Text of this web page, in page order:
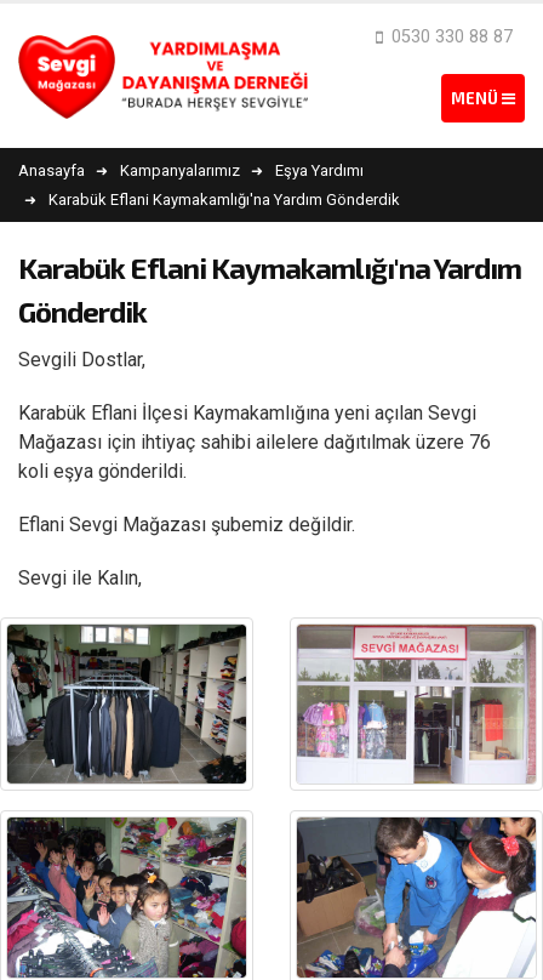
0530 330 88 87
Anasayfa Kampanyalarımız
Eşya Yardımı
Karabük Eflani Kaymakamlığı'na Yardım Gönderdik
Karabük Eflani Kaymakamlığı'na Yardım
Gönderdik
Sevgili Dostlar,
Karabük Eflani İlçesi Kaymakamlığına yeni açılan Sevgi
Mağazası için ihtiyaç sahibi ailelere dağıtılmak üzere 76
koli eşya gönderildi.
Eflani Sevgi Mağazası şubemiz değildir.
Sevgi ile Kalın,